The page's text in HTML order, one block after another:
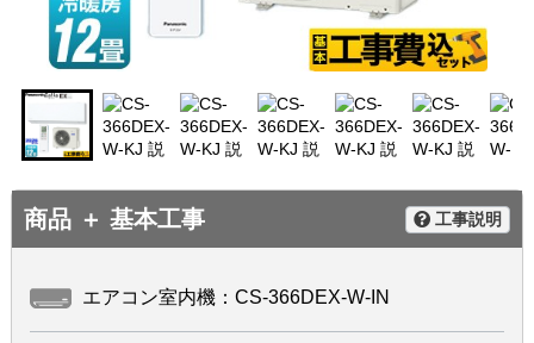
商品 ＋ 基本工事 工事説明
エアコン室内機：CS-366DEX-W-IN